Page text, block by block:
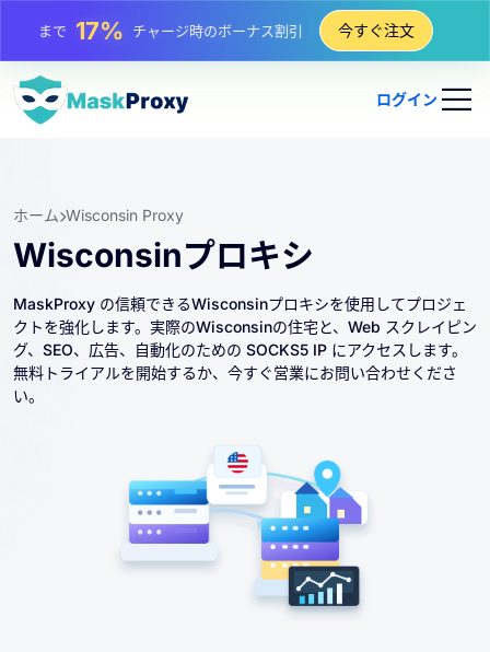
まで25%静的 IP 購入の割引
まで 81%
今すぐ注文
ログイン
ホーム Wisconsin Proxy
Wisconsinプロキシ
MaskProxy の信頼できるWisconsinプロキシを使用してプロジェ
クトを強化します。実際のWisconsinの住宅と、Web スクレイピン
グ、SEO、広告、自動化のための SOCKS5 IP にアクセスします。
無料トライアルを開始するか、今すぐ営業にお問い合わせくださ
い。